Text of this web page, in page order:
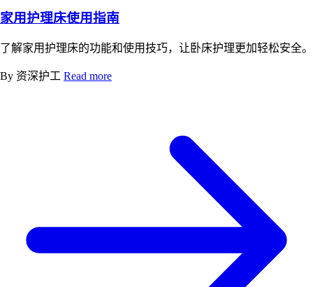
家用护理床使用指南
了解家用护理床的功能和使用技巧，让卧床护理更加轻松安全。
By 资深护工 Read more